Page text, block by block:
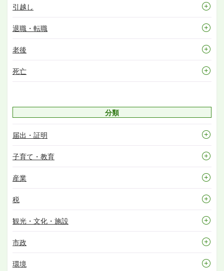
引越し
退職・転職
老後
死亡
分類
届出・証明
子育て・教育
産業
税
観光・文化・施設
市政
環境